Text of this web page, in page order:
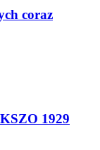
coraz
1929